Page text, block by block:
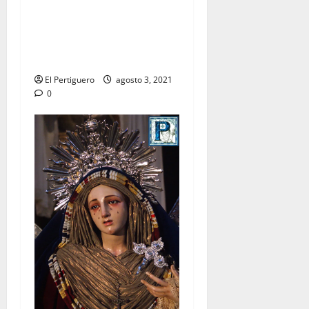
El Pertiguero
agosto 3, 2021
0